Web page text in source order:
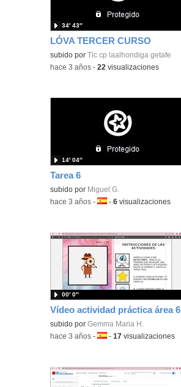
LÓVA TERCER CURSO
Contenido educativo.
subido por Tic cp laalhondiga getafe
34′ 43″
-hace 3 años -22 visualizaciones
Tarea 6
Contenido educativo.
subido por Miguel G.
14′ 04″
-hace 3 años -Idioma:
-6 visualizaciones
Vídeo actividad práctica área 6
Contenido educativo.
subido porGemma Maria H.
00′ 0″
-hace 3 años -Idioma:
-17 visualizaciones